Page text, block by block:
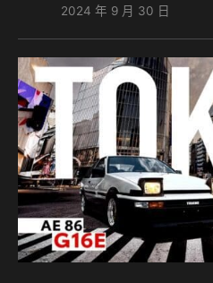
M2六速手排車型，滿足追求「
士。為讓期盼已久的車迷優先
元價格開放預售，邀請嚮往賽
純正M Power魅力。 全新BMW
https://mybmw.tw/
更強勁性能 持…
2024 年 9 月 30 日